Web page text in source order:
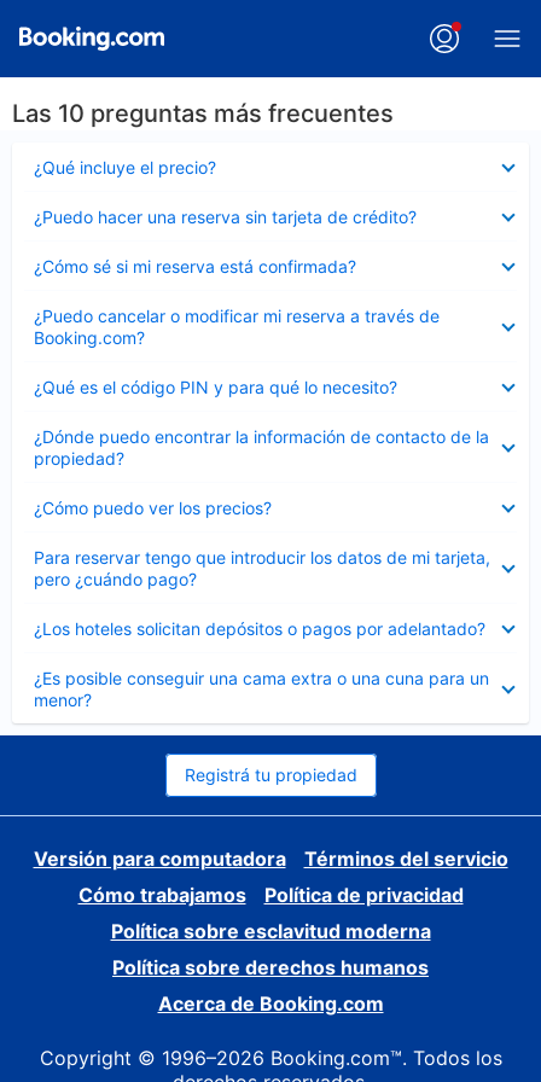
Las 10 preguntas más frecuentes
¿Qué incluye el precio?
cerrado
¿Puedo hacer una reserva sin tarjeta de crédito?
cerrado
¿Cómo sé si mi reserva está confirmada?
cerrado
¿Puedo cancelar o modificar mi reserva a través de
Booking.com?
cerrado
¿Qué es el código PIN y para qué lo necesito?
cerrado
¿Dónde puedo encontrar la información de contacto de la
propiedad?
cerrado
¿Cómo puedo ver los precios?
cerrado
Para reservar tengo que introducir los datos de mi tarjeta,
pero ¿cuándo pago?
cerrado
¿Los hoteles solicitan depósitos o pagos por adelantado?
cerrado
¿Es posible conseguir una cama extra o una cuna para un
menor?
cerrado
Registrá tu propiedad
Versión para computadora
Términos del servicio
Cómo trabajamos
Política de privacidad
Política sobre esclavitud moderna
Política sobre derechos humanos
Acerca de Booking.com
Copyright © 1996–2026 Booking.com™. Todos los